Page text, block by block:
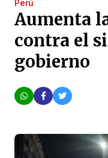
Perú
Aumenta
contra el
gobierno